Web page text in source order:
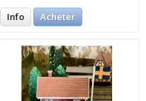
Info Acheter